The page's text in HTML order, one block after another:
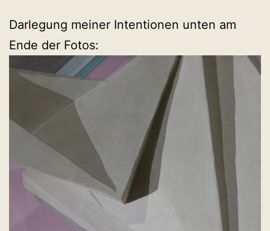
Darlegung meiner Intentionen unten am
Ende der Fotos: